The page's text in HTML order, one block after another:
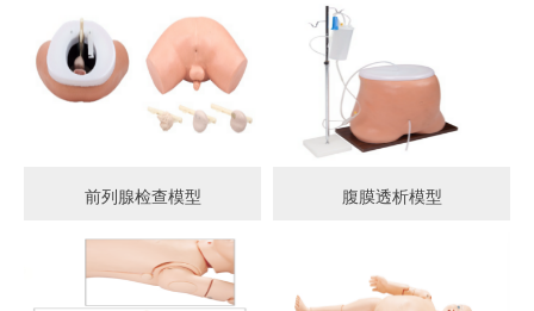
前列腺检查模型 腹膜透析模型